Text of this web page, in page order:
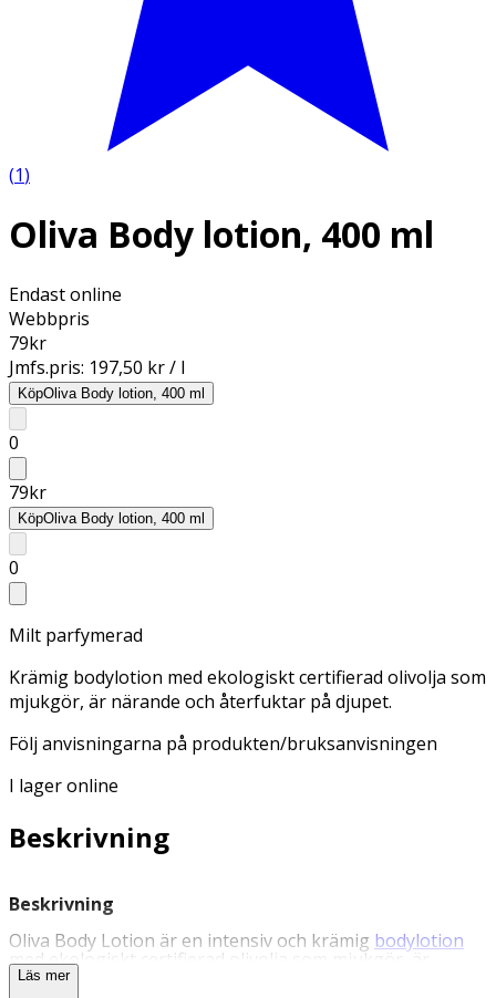
(1)
Oliva Body lotion, 400 ml
Endast online
Webbpris
79kr
Jmfs.pris: 197,50 kr / l
KöpOliva Body lotion, 400 ml
0
79kr
KöpOliva Body lotion, 400 ml
0
Milt parfymerad
Krämig bodylotion med ekologiskt certifierad olivolja som
mjukgör, är närande och återfuktar på djupet.
Följ anvisningarna på produkten/bruksanvisningen
I lager online
Beskrivning
Beskrivning
Oliva Body Lotion är en intensiv och krämig bodylotion
med ekologiskt certifierad olivolja som mjukgör, är
närande och återfuktar på djupet. Olivoljans fettsyror
Läs mer